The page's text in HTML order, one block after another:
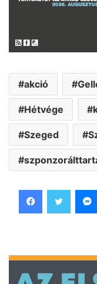
akció
Hétvége
Szeged